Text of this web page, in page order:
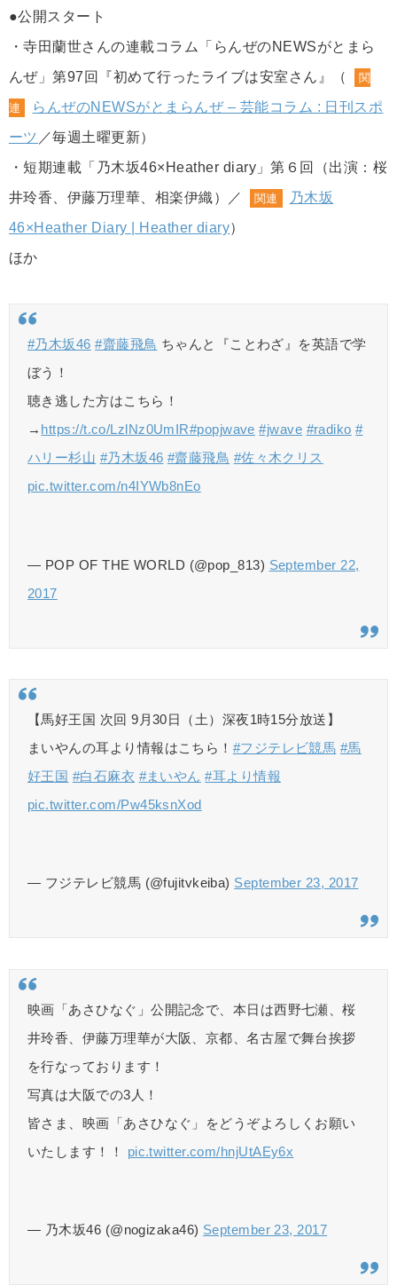
●公開スタート
・寺田蘭世さんの連載コラム「らんぜのNEWSがとまら
んぜ」第97回『初めて行ったライブは安室さん』（
関
連
らんぜのNEWSがとまらんぜ – 芸能コラム : 日刊スポ
ーツ ／毎週土曜更新）
・短期連載「乃木坂46×Heather diary」第６回（出演：桜
井玲香、伊藤万理華、相楽伊織）／
関連
乃木坂
46×Heather Diary | Heather diary）
ほか
#乃木坂46 #齋藤飛鳥 ちゃんと『ことわざ』を英語で学
ぼう！
聴き逃した方はこちら！
→ https://t.co/LzlNz0UmIR#popjwave #jwave #radiko #
ハリー杉山 #乃木坂46 #齋藤飛鳥 #佐々木クリス
pic.twitter.com/n4IYWb8nEo
— POP OF THE WORLD (@pop_813) September 22,
2017
【馬好王国 次回 9月30日（土）深夜1時15分放送】
まいやんの耳より情報はこちら！ #フジテレビ競馬 #馬
好王国 #白石麻衣 #まいやん #耳より情報
pic.twitter.com/Pw45ksnXod
— フジテレビ競馬 (@fujitvkeiba) September 23, 2017
映画「あさひなぐ」公開記念で、本日は西野七瀬、桜
井玲香、伊藤万理華が大阪、京都、名古屋で舞台挨拶
を行なっております！
写真は大阪での3人！
皆さま、映画「あさひなぐ」をどうぞよろしくお願い
いたします！！ pic.twitter.com/hnjUtAEy6x
— 乃木坂46 (@nogizaka46) September 23, 2017